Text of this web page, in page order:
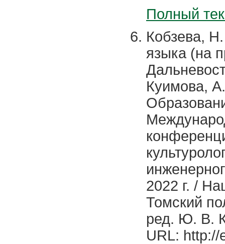
Полный
Кобзева,
языка (на
Куимова,
2022 г. /
Томский
ред. Ю. В.
URL: http://